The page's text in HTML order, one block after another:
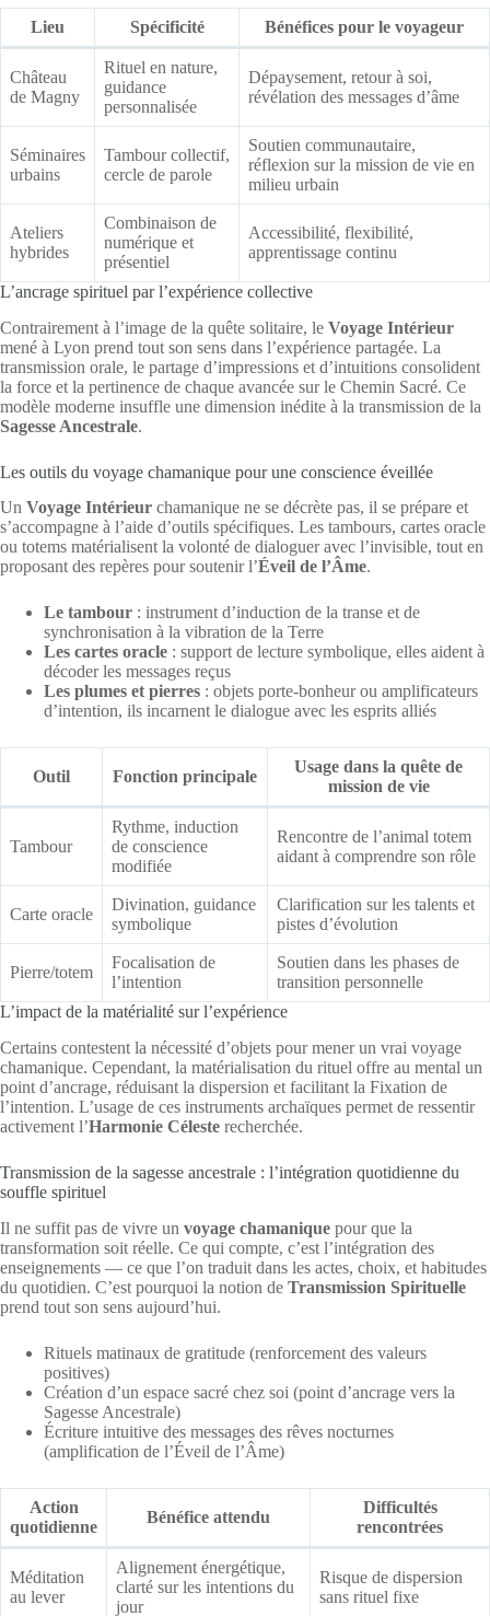
Lieu Spécificité Bénéfices pour le voyageur
Château
de Magny
Rituel en nature,
guidance
personnalisée
Dépaysement, retour à soi,
révélation des messages d’âme
Séminaires
urbains
Tambour collectif,
cercle de parole
Soutien communautaire,
réflexion sur la mission de vie en
milieu urbain
Ateliers
hybrides
Combinaison de
numérique et
présentiel
Accessibilité, flexibilité,
apprentissage continu
L’ancrage spirituel par l’expérience collective
Contrairement à l’image de la quête solitaire, le Voyage Intérieur
mené à Lyon prend tout son sens dans l’expérience partagée. La
transmission orale, le partage d’impressions et d’intuitions consolident
la force et la pertinence de chaque avancée sur le Chemin Sacré. Ce
modèle moderne insuffle une dimension inédite à la transmission de la
Sagesse Ancestrale.
Les outils du voyage chamanique pour une conscience éveillée
Un Voyage Intérieur chamanique ne se décrète pas, il se prépare et
s’accompagne à l’aide d’outils spécifiques. Les tambours, cartes oracle
ou totems matérialisent la volonté de dialoguer avec l’invisible, tout en
proposant des repères pour soutenir l’Éveil de l’Âme.
Le tambour : instrument d’induction de la transe et de
synchronisation à la vibration de la Terre
Les cartes oracle : support de lecture symbolique, elles aident à
décoder les messages reçus
Les plumes et pierres : objets porte-bonheur ou amplificateurs
d’intention, ils incarnent le dialogue avec les esprits alliés
Outil Fonction principale
Usage dans la quête de
mission de vie
Tambour
Rythme, induction
de conscience
modifiée
Rencontre de l’animal totem
aidant à comprendre son rôle
Carte oracle
Divination, guidance
symbolique
Clarification sur les talents et
pistes d’évolution
Pierre/totem
Focalisation de
l’intention
Soutien dans les phases de
transition personnelle
L’impact de la matérialité sur l’expérience
Certains contestent la nécessité d’objets pour mener un vrai voyage
chamanique. Cependant, la matérialisation du rituel offre au mental un
point d’ancrage, réduisant la dispersion et facilitant la Fixation de
l’intention. L’usage de ces instruments archaïques permet de ressentir
activement l’Harmonie Céleste recherchée.
Transmission de la sagesse ancestrale : l’intégration quotidienne du
souffle spirituel
Il ne suffit pas de vivre un voyage chamanique pour que la
transformation soit réelle. Ce qui compte, c’est l’intégration des
enseignements — ce que l’on traduit dans les actes, choix, et habitudes
du quotidien. C’est pourquoi la notion de Transmission Spirituelle
prend tout son sens aujourd’hui.
Rituels matinaux de gratitude (renforcement des valeurs
positives)
Création d’un espace sacré chez soi (point d’ancrage vers la
Sagesse Ancestrale)
Écriture intuitive des messages des rêves nocturnes
(amplification de l’Éveil de l’Âme)
Action
quotidienne
Bénéfice attendu
Difficultés
rencontrées
Méditation
au lever
Alignement énergétique,
clarté sur les intentions du
jour
Risque de dispersion
sans rituel fixe